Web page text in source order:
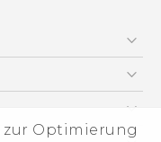
zur Optimierung
guide